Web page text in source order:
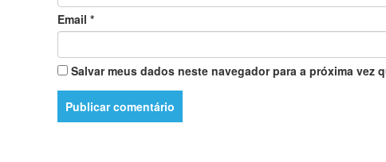
Email *
Salvar meus dados neste navegador para a próxima vez